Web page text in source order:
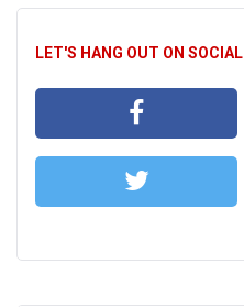
LET'S HANG OUT ON SOCIAL